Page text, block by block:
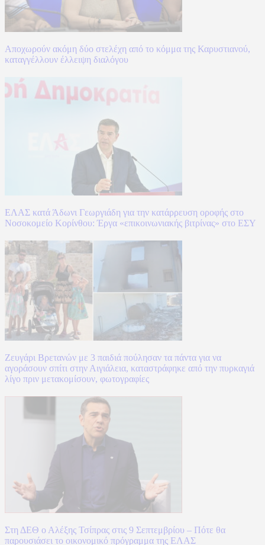
Αποχωρούν ακόμη δύο στελέχη από το κόμμα της Καρυστιανού,
καταγγέλλουν έλλειψη διαλόγου
ΕΛΑΣ κατά Άδωνι Γεωργιάδη για την κατάρρευση οροφής στο
Νοσοκομείο Κορίνθου: Έργα «επικοινωνιακής βιτρίνας» στο ΕΣΥ
Ζευγάρι Βρετανών με 3 παιδιά πούλησαν τα πάντα για να
αγοράσουν σπίτι στην Αιγιάλεια, καταστράφηκε από την πυρκαγιά
λίγο πριν μετακομίσουν, φωτογραφίες
Στη ΔΕΘ ο Αλέξης Τσίπρας στις 9 Σεπτεμβρίου – Πότε θα
παρουσιάσει το οικονομικό πρόγραμμα της ΕΛΑΣ